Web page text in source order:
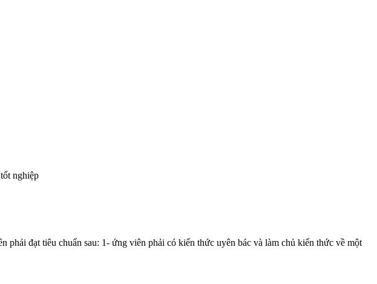
nghiệp
đạt tiêu chuẩn sau: 1- ứng viên phải có kiến thức uyên bác và làm chủ kiến thức về một